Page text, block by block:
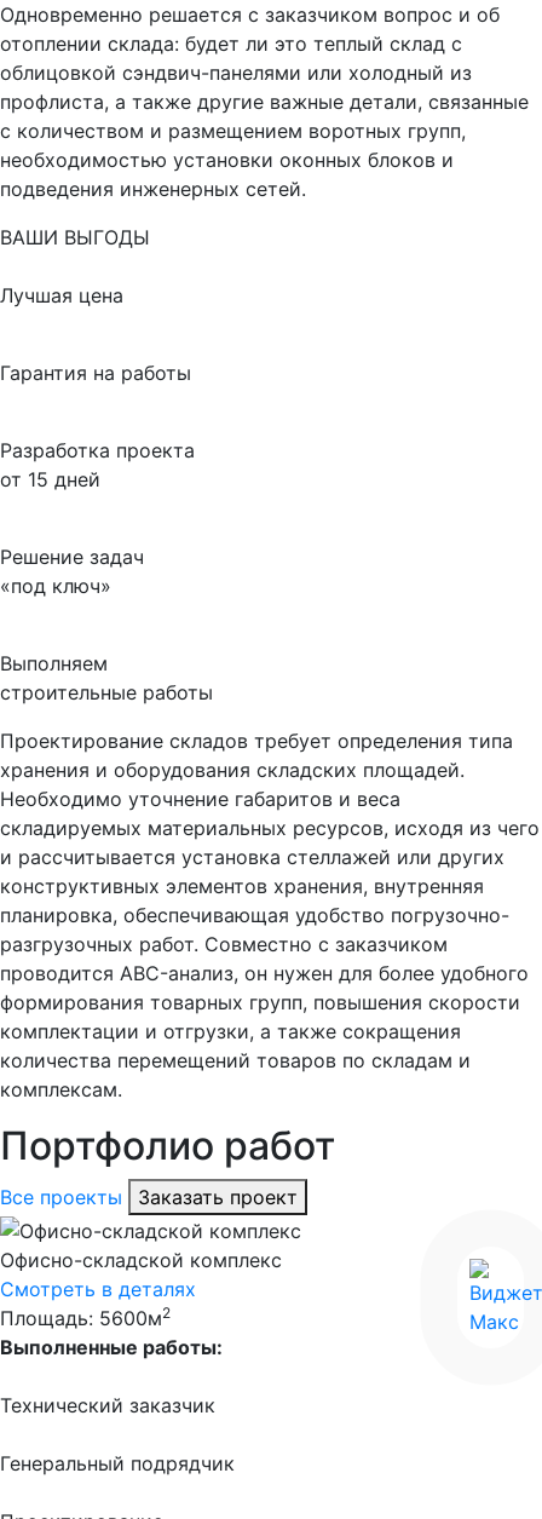
Одновременно решается с заказчиком вопрос и об
отоплении склада: будет ли это теплый склад с
облицовкой сэндвич-панелями или холодный из
профлиста, а также другие важные детали, связанные
с количеством и размещением воротных групп,
необходимостью установки оконных блоков и
подведения инженерных сетей.
ВАШИ ВЫГОДЫ
Лучшая цена
Гарантия на работы
Разработка проекта
от 15 дней
Решение задач
«под ключ»
Выполняем
строительные работы
Проектирование складов требует определения типа
хранения и оборудования складских площадей.
Необходимо уточнение габаритов и веса
складируемых материальных ресурсов, исходя из чего
и рассчитывается установка стеллажей или других
конструктивных элементов хранения, внутренняя
планировка, обеспечивающая удобство погрузочно-
разгрузочных работ. Совместно с заказчиком
проводится ABC-анализ, он нужен для более удобного
формирования товарных групп, повышения скорости
комплектации и отгрузки, а также сокращения
количества перемещений товаров по складам и
комплексам.
Портфолио работ
Все проекты Заказать проект
Офисно-складской комплекс
Смотреть в деталях
Площадь: 5600м2
Выполненные работы:
Технический заказчик
Генеральный подрядчик